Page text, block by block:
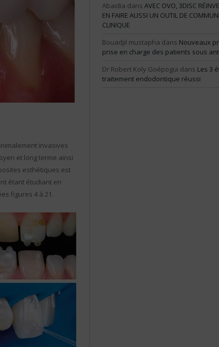
invasives
et long terme ainsi
esthétiques est
étant étudiant en
figures 4 à 21.
Abaidia dans AVEC OVO, 3DISC
EN FAIRE AUSSI UN OUTIL DE
CLINIQUE
Bouadjil mustapha dans Nouveaux
prise en charge des patients sous
Dr Robert Koly Goépogui dans Les 3
traitement endodontique réussi